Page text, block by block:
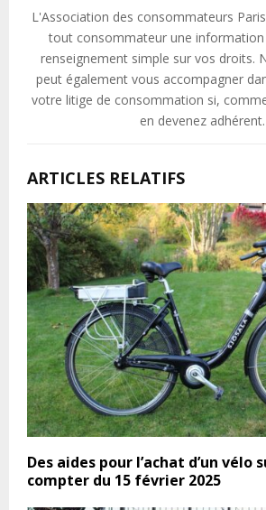
L'Association des consommateurs
tout consommateur une information
renseignement simple sur vos droits.
peut également vous accompagner
votre litige de consommation si,
en devenez adhérent.
ARTICLES RELATIFS
Des aides pour l’achat d’un vélo
compter du 15 février 2025